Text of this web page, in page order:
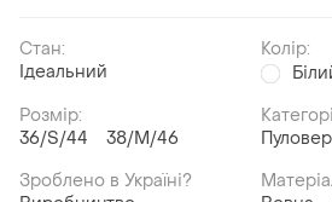
Стан:
Ідеальний
Колір:
Розмір:
36/S/44
38/M/46
Зроблено в Україні?